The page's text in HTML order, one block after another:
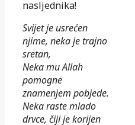
nasljednika!
Svijet je usrećen
njime, neka je trajno
sretan,
Neka mu Allah
pomogne
znamenjem pobjede.
Neka raste mlado
drvce, čiji je korijen